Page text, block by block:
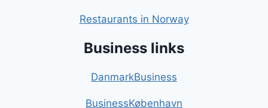
Restaurants in Norway
Business links
DanmarkBusiness
BusinessKøbenhavn